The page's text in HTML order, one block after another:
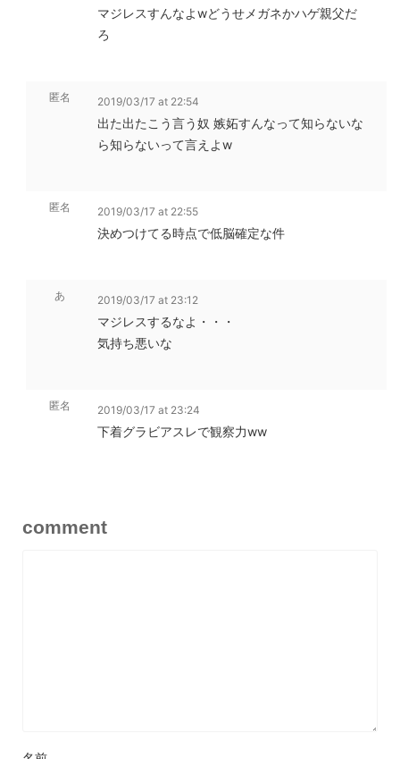
マジレスすんなよwどうせメガネかハゲ親父だ
ろ
匿名 2019/03/17 at 22:54
出た出たこう言う奴 嫉妬すんなって知らないな
ら知らないって言えよw
匿名 2019/03/17 at 22:55
決めつけてる時点で低脳確定な件
あ 2019/03/17 at 23:12
マジレスするなよ・・・
気持ち悪いな
匿名 2019/03/17 at 23:24
下着グラビアスレで観察力ww
comment